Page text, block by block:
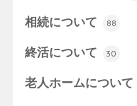
相続について 88
終活について 30
老人ホームについて